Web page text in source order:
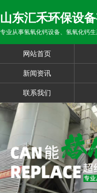
山东汇禾环保设
专业从事氢氧化钙设备、氢氧化钙
网站首页
新闻资讯
联系我们